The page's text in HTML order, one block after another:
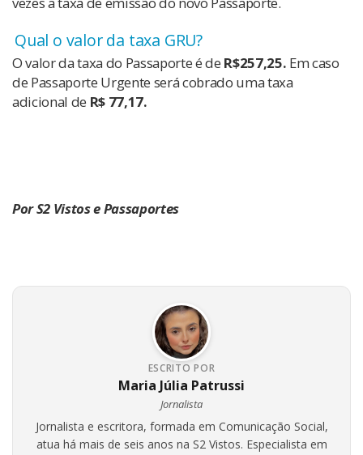
Qual o valor da taxa GRU?
O valor da taxa do Passaporte é de R$257,25. Em caso
de Passaporte Urgente será cobrado umataxa
adicional de R$ 77,17.
Por S2 Vistos e Passaportes
ESCRITO POR
Maria Júlia Patrussi
Jornalista
Jornalista e escritora, formada em Comunicação Social,
atua há mais de seis anos na S2 Vistos. Especialista em